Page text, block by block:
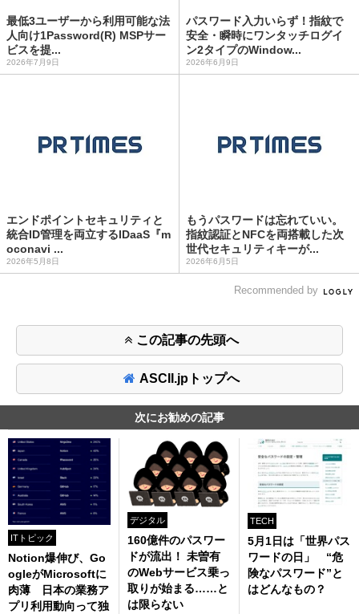
最低3ユーザーから利用可能な法
人向け1Password(R) MSPサー
ビスを提...
2026年7月9日
パスワード入力いらず！指紋で
安全・瞬時にワンタッチログイ
ン2タイプのWindow...
2026年6月9日
エンドポイントセキュリティと
統合ID管理を両立するIDaaS『m
oconavi ...
2026年5月8日
もうパスワードは忘れていい。
指紋認証とNFCを両搭載した次
世代セキュリティキーが...
2026年6月5日
Recommended by
この記事の先頭へ
ASCII.jpトップへ
次にお勧めの記事
ITトピック
Notion爆伸び、Go
ogleがMicrosoftに
肉薄 日本の業務ア
プリ利用動向って独
デジタル
160億件のパスワー
ドが流出！ 未曽有
のWebサービス乗っ
取りが始まる……と
は限らない
TECH
5月1日は「世界パス
ワードの日」 “危
険なパスワード”と
はどんなもの？